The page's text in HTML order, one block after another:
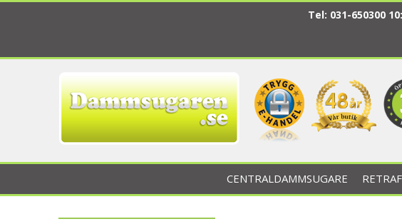
Tel: 031-650300
CENTRALDAMMSUGARE